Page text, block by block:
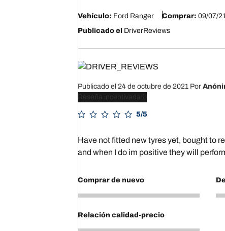
Vehículo: Ford Ranger Comprar: 09/07/
Publicado el DriverReviews
Publicado el 24 de octubre de 2021 Por
Reseña incentivada
5/5
Have not fitted new tyres yet, bought to
and when I do im positive they will
Comprar de nuevo
5 5
Relación calidad-precio